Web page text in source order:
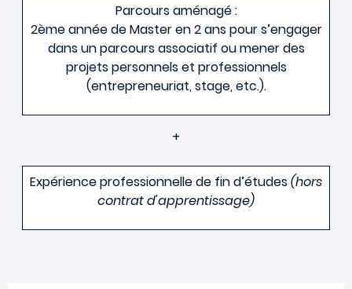
Parcours aménagé :
2ème année de Master en 2 ans pour s’engager
dans un parcours associatif ou mener des
projets personnels et professionnels
(entrepreneuriat, stage, etc.).
+
Expérience professionnelle de fin d’études(hors
contrat d'apprentissage)